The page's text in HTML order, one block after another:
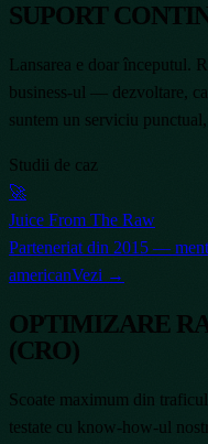
SUPORT
Lansarea e doar începutul.
business-ul — dezvoltare,
suntem un serviciu
Studii de caz
🚀
Juice From The Raw
Parteneriat din 2015 —
americanVezi →
OPTIMIZARE
(CRO)
Scoate maximum din
testate cu know-how-ul